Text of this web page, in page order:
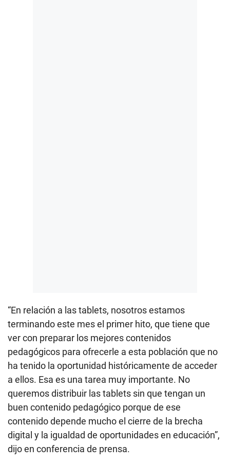
“En relación a las tablets, nosotros estamos
terminando este mes el primer hito, que tiene que
ver con preparar los mejores contenidos
pedagógicos para ofrecerle a esta población que no
ha tenido la oportunidad históricamente de acceder
a ellos. Esa es una tarea muy importante. No
queremos distribuir las tablets sin que tengan un
buen contenido pedagógico porque de ese
contenido depende mucho el cierre de la brecha
digital y la igualdad de oportunidades en educación”,
dijo en conferencia de prensa.